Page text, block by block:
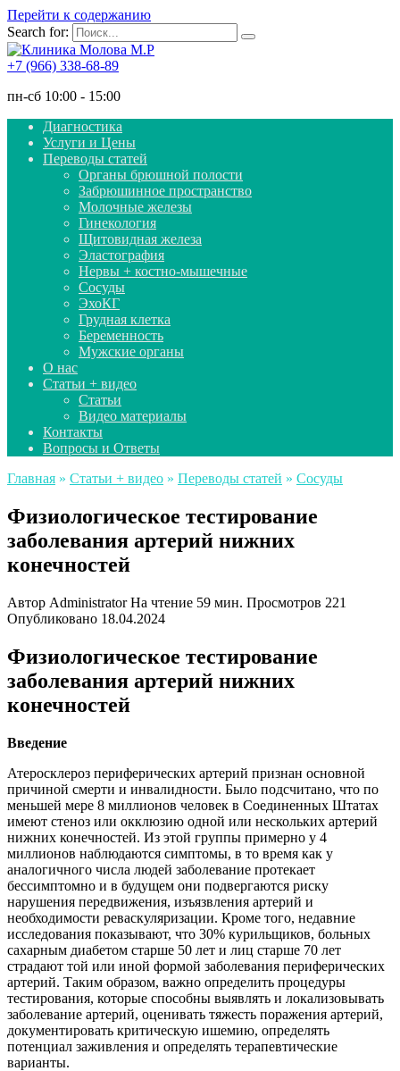
Перейти к содержанию
Search for:
+7 (966) 338-68-89
пн-сб 10:00 - 15:00
Диагностика
Услуги и Цены
Переводы статей
Органы брюшной полости
Забрюшинное пространство
Молочные железы
Гинекология
Щитовидная железа
Эластография
Нервы + костно-мышечные
Сосуды
ЭхоКГ
Грудная клетка
Беременность
Мужские органы
О нас
Статьи + видео
Статьи
Видео материалы
Контакты
Вопросы и Ответы
Главная » Статьи + видео » Переводы статей » Сосуды
Физиологическое тестирование
заболевания артерий нижних
конечностей
Автор Administrator На чтение 59 мин. Просмотров 221
Опубликовано 18.04.2024
Физиологическое тестирование
заболевания артерий нижних
конечностей
Введение
Атеросклероз периферических артерий признан основной
причиной смерти и инвалидности. Было подсчитано, что по
меньшей мере 8 миллионов человек в Соединенных Штатах
имеют стеноз или окклюзию одной или нескольких артерий
нижних конечностей. Из этой группы примерно у 4
миллионов наблюдаются симптомы, в то время как у
аналогичного числа людей заболевание протекает
бессимптомно и в будущем они подвергаются риску
нарушения передвижения, изъязвления артерий и
необходимости реваскуляризации. Кроме того, недавние
исследования показывают, что 30% курильщиков, больных
сахарным диабетом старше 50 лет и лиц старше 70 лет
страдают той или иной формой заболевания периферических
артерий. Таким образом, важно определить процедуры
тестирования, которые способны выявлять и локализовывать
заболевание артерий, оценивать тяжесть поражения артерий,
документировать критическую ишемию, определять
потенциал заживления и определять терапевтические
варианты.